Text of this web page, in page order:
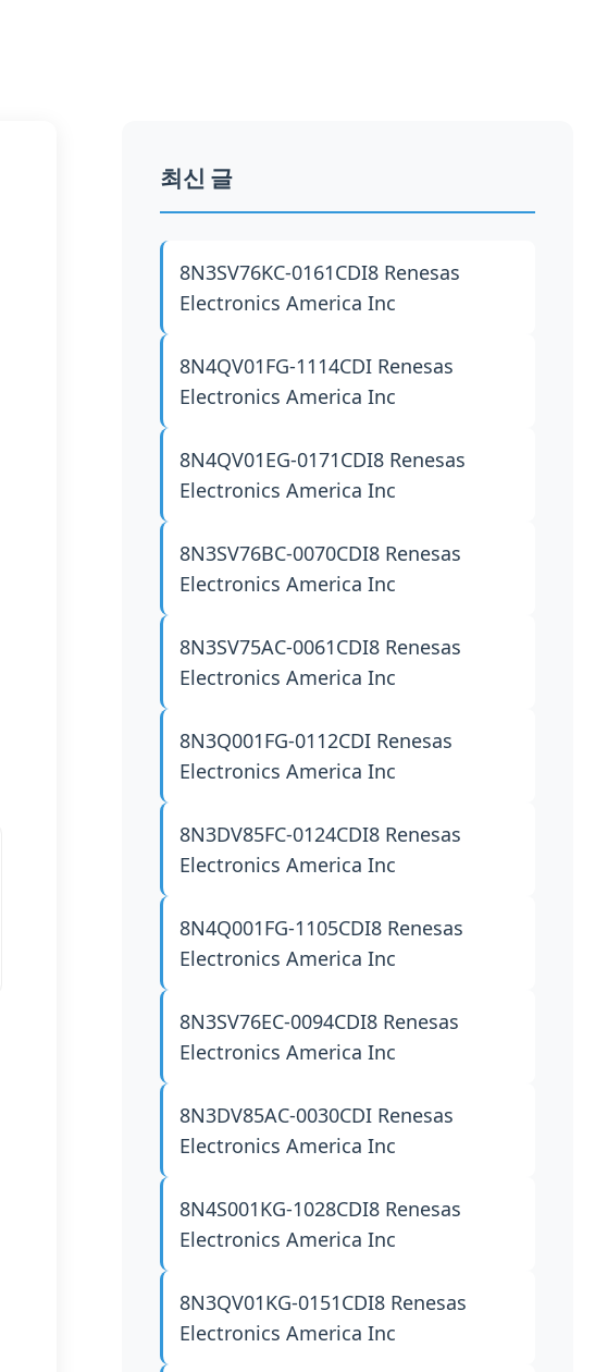
최신 글
8N3SV76KC-0161CDI8 Renesas
Electronics America Inc
8N4QV01FG-1114CDI Renesas
Electronics America Inc
8N4QV01EG-0171CDI8 Renesas
Electronics America Inc
8N3SV76BC-0070CDI8 Renesas
Electronics America Inc
8N3SV75AC-0061CDI8 Renesas
Electronics America Inc
8N3Q001FG-0112CDI Renesas
Electronics America Inc
8N3DV85FC-0124CDI8 Renesas
Electronics America Inc
8N4Q001FG-1105CDI8 Renesas
Electronics America Inc
8N3SV76EC-0094CDI8 Renesas
Electronics America Inc
8N3DV85AC-0030CDI Renesas
Electronics America Inc
8N4S001KG-1028CDI8 Renesas
Electronics America Inc
8N3QV01KG-0151CDI8 Renesas
Electronics America Inc